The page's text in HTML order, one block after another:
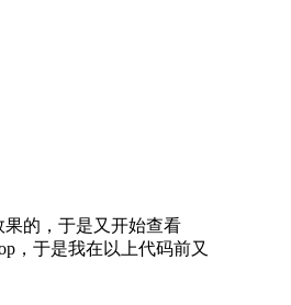
的，于是又开始查看
，于是我在以上代码前又